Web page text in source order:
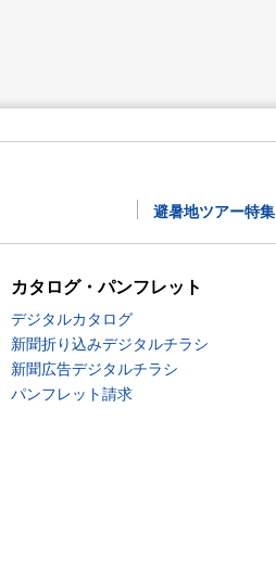
避暑地ツアー特集
カタログ・パンフレット
デジタルカタログ
新聞折り込みデジタルチラシ
新聞広告デジタルチラシ
パンフレット請求